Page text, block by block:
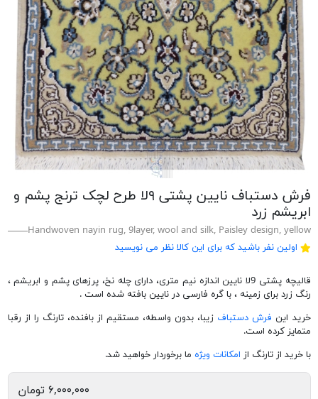
فرش دستباف نایین پشتی ۹لا طرح لچک ترنج پشم و
ابریشم زرد
Handwoven nayin rug, 9layer, wool and silk, Paisley design, yellow
اولین نفر باشید که برای این کالا نظر می نویسید
قالیچه پشتی 9لا نایین اندازه نیم متری، دارای چله نخ، پرزهای پشم و ابریشم ،
رنگ زرد برای زمینه ، با گره فارسی در نایین بافته شده است .
خرید این فرش دستباف زیبا، بدون واسطه، مستقیم از بافنده، تارنگ را از رقبا
متمایز کرده است.
با خرید از تارنگ از امکانات ویژه ما برخوردار خواهید شد.
۶,۰۰۰,۰۰۰ تومان